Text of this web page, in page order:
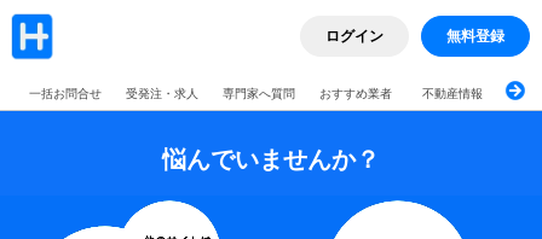
ログイン 無料登録
一括お問合せ 受発注・求人 専門家へ質問 おすすめ業者 不動産情報 ブログ
悩んでいませんか？